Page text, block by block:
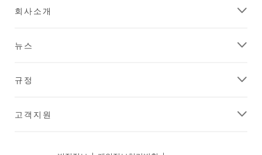
회사소개
뉴스
규정
고객지원